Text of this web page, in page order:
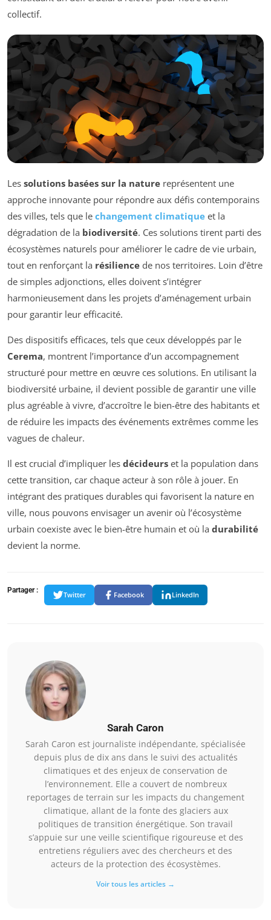
collectif.
Les solutions basées sur la nature représentent une
approche innovante pour répondre aux défis contemporains
des villes, tels que le changement climatique et la
dégradation de la biodiversité. Ces solutions tirent parti des
écosystèmes naturels pour améliorer le cadre de vie urbain,
tout en renforçant la résilience de nos territoires. Loin d’être
de simples adjonctions, elles doivent s’intégrer
harmonieusement dans les projets d’aménagement urbain
pour garantir leur efficacité.
Des dispositifs efficaces, tels que ceux développés par le
Cerema, montrent l’importance d’un accompagnement
structuré pour mettre en œuvre ces solutions. En utilisant la
biodiversité urbaine, il devient possible de garantir une ville
plus agréable à vivre, d’accroître le bien-être des habitants et
de réduire les impacts des événements extrêmes comme les
vagues de chaleur.
Il est crucial d’impliquer les décideurs et la population dans
cette transition, car chaque acteur à son rôle à jouer. En
intégrant des pratiques durables qui favorisent la nature en
ville, nous pouvons envisager un avenir où l’écosystème
urbain coexiste avec le bien-être humain et où la durabilité
devient la norme.
Partager :
Twitter Facebook LinkedIn
Sarah Caron
Sarah Caron est journaliste indépendante, spécialisée
depuis plus de dix ans dans le suivi des actualités
climatiques et des enjeux de conservation de
l’environnement. Elle a couvert de nombreux
reportages de terrain sur les impacts du changement
climatique, allant de la fonte des glaciers aux
politiques de transition énergétique. Son travail
s’appuie sur une veille scientifique rigoureuse et des
entretiens réguliers avec des chercheurs et des
acteurs de la protection des écosystèmes.
Voir tous les articles →